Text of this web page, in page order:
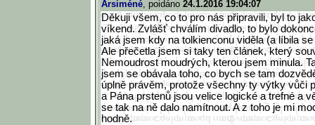
Arsiméné, poidáno 24.1.2016 19:04:07
Děkuji všem, co to pro nás připravili, byl to
víkend. Zvlášť chválím divadlo, to bylo
jaká jsem kdy na tolkienconu viděla (a líbila
Ale přečetla jsem si taky ten článek, který
Nemoudrost moudrých, kterou jsem minula.
jsem se obávala toho, co bych se tam
úplně právěm, protože všechny ty výtky vůči
a Pána prstenů jsou velice logické a trefné a
se tak na ně dalo namítnout. A z toho je mi
hodně.